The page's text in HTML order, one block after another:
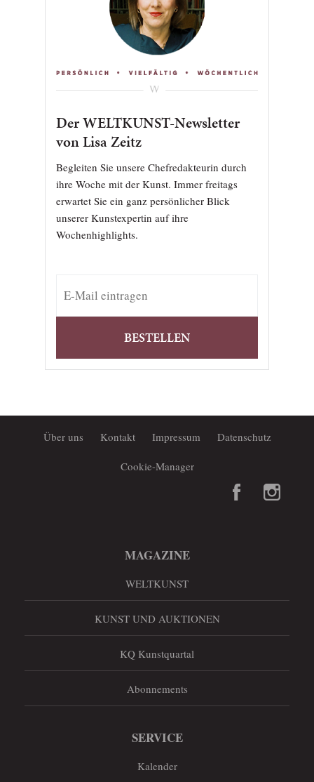
Der WELTKUNST-Newsletter
von Lisa Zeitz
Begleiten Sie unsere Chefredakteurin durch
ihre Woche mit der Kunst. Immer freitags
erwartet Sie ein ganz persönlicher Blick
unserer Kunstexpertin auf ihre
Wochenhighlights.
BESTELLEN
Über uns Kontakt Impressum Datenschutz
Cookie-Manager
MAGAZINE
WELTKUNST
KUNST UND AUKTIONEN
KQ Kunstquartal
Abonnements
SERVICE
Kalender